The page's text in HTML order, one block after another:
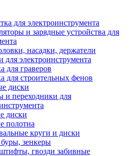
для электроинструмента
и зарядные устройства для
насадки, держатели
для электроинструмента
для граверов
для строительных фенов
диски
и переходники для
диски
полотна
круги и диски
зенкеры
гвозди забивные